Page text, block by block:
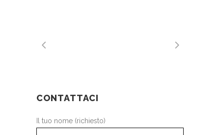
CONTATTACI
Il tuo nome (richiesto)